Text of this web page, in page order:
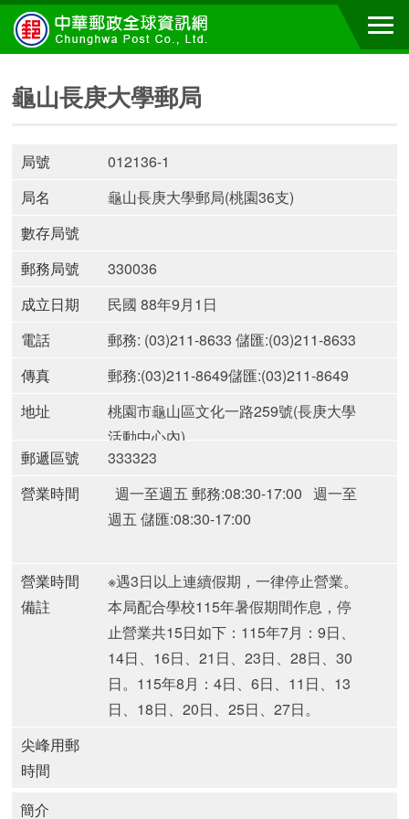
龜山長庚大學郵局
局號
012136-1
局名
龜山長庚大學郵局(桃園36支)
數存局號
郵務局號
330036
成立日期
民國 88年9月1日
電話
郵務: (03)211-8633 儲匯:(03)211-8633
傳真
郵務:(03)211-8649儲匯:(03)211-8649
地址
桃園市龜山區文化一路259號(長庚大學
活動中心內)
郵遞區號
333323
營業時間
週一至週五 郵務:08:30-17:00 週一至
週五 儲匯:08:30-17:00
營業時間
備註
※遇3日以上連續假期，一律停止營業。
本局配合學校115年暑假期間作息，停
止營業共15日如下： 115年7月：9日、
14日、16日、21日、23日、28日、30
日。 115年8月：4日、6日、11日、13
日、18日、20日、25日、27日。
尖峰用郵
時間
簡介